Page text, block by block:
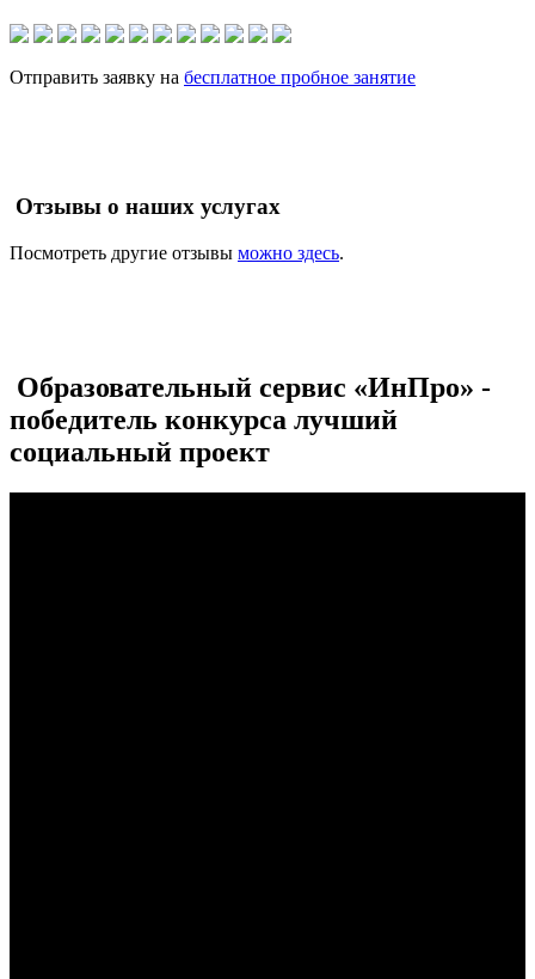
Отправить заявку на бесплатное пробное занятие
Отзывы о наших услугах
Посмотреть другие отзывы можно здесь.
Образовательный сервис «ИнПро» -
победитель конкурса лучший
социальный проект